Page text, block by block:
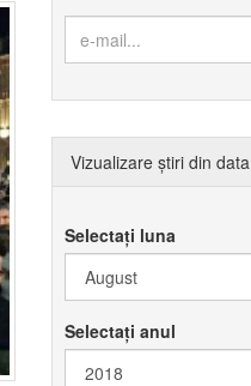
Vizualizare știri din data
Selectați luna
Selectați anul